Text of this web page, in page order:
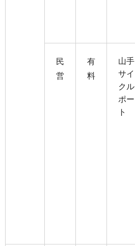
民
営
有
料
山手
サイ
クル
ポー
ト